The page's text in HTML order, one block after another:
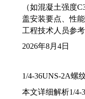
（如混凝土强度
盖安装要点、性
工程技术人员参考
2026年8月4日
1/4-36UNS-2A螺
本文详细解析1/4-